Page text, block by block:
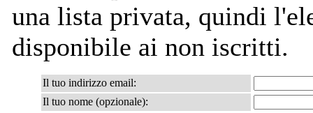
una lista privata, quindi
disponibile ai non iscritti.
Il tuo indirizzo email:
Il tuo nome (opzionale):